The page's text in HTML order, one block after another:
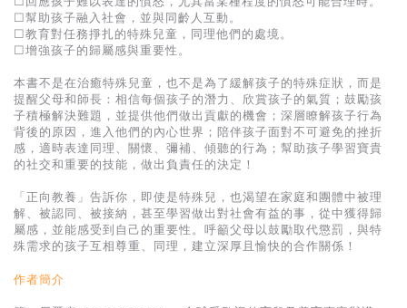
☐幫助孩子融入社會，並與同齡人互動。
☐教育對任務掙扎的特殊兒童，同理他們的處境。
☐增強孩子的歸屬感與重要性。
本書不是在治癒特殊兒童，也不是為了緩解孩子的特殊症狀，而是
提醒父母和師長：相信每個孩子的潛力、欣賞孩子的氣質；鼓勵孩
子積極解決難題，並提供他們做出貢獻的機會；深層瞭解孩子行為
背後的原因，進入他們的內心世界；陪伴孩子面對不可避免的挫折
感，適時表達同理、關懷、彌補、傾聽的行為；幫助孩子學習寶貴
的社交和重要的技能，做出負責任的決定！
「正向教養」告訴你，即使是特殊兒，也渴望在家庭和團體中被理
解、被認同、被接納，甚至學習做出對社會有益的事，從中獲得歸
屬感，並能感受到自己的重要性。呼籲父母以鼓勵取代懲罰，與特
殊需求的孩子互相尊重、同理，建立深厚且愉快的合作關係！
作者簡介